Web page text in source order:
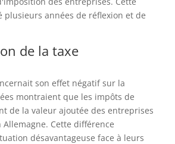
années de réflexion et de
de la taxe
son effet négatif sur la
montraient que les impôts de
de la valeur ajoutée des entreprises
Cette différence
désavantageuse face à leurs